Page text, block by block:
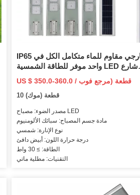
IP65 خارجي مقاوم للماء متكامل الكل في
واحد موفر للطاقة الشمسية LED شارع
شارع حديقة ضوء مع نظام لوحة استشعار
الحركة وبطارية ليثيوم
US $ 350.0-360.0 / قطعة (مرجع فوب
10 قطعة (موك)
مصدر الضوء: مصباح LED
مادة جسم المصباح: سبائك الألومنيوم
نوع الإنارة: شمسي
درجة حرارة اللون: أبيض دافئ
الطاقة: ≥ 30 واط
التقنيات: مطلية ماتي